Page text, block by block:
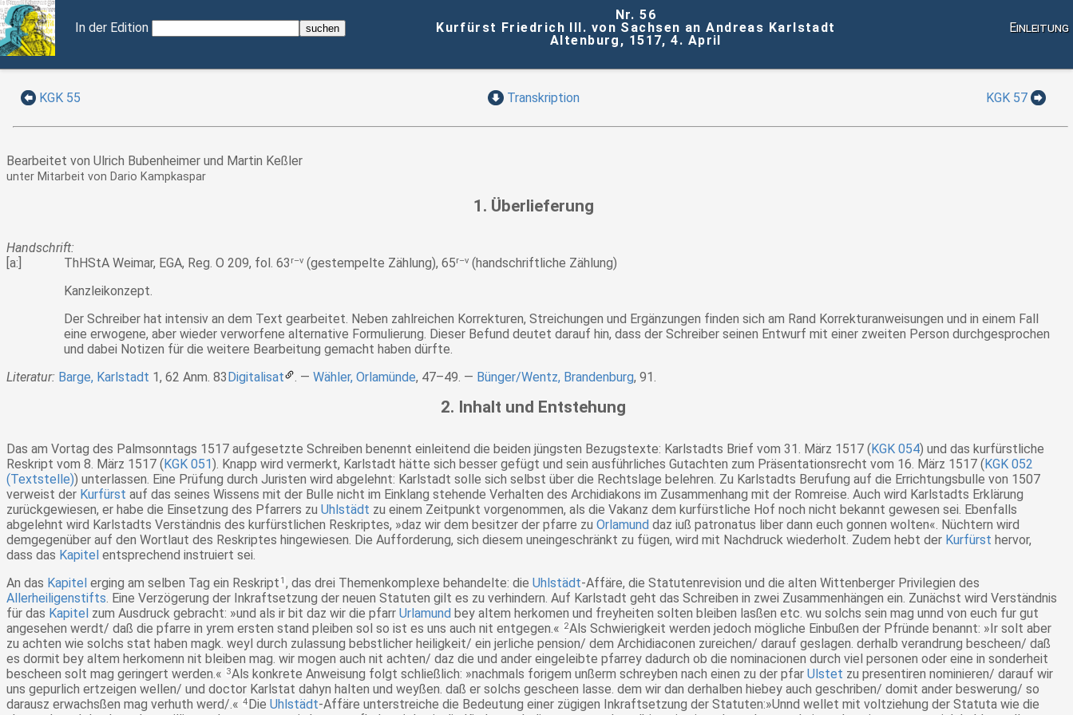
In der Edition
Nr. 56
Kurfürst Friedrich III. von Sachsen an Andreas Karlstadt
Altenburg, 1517, 4. April
Einleitung
KGK 55 Transkription KGK 57
Bearbeitet von Ulrich Bubenheimer und Martin Keßler
unter Mitarbeit von Dario Kampkaspar
1. Überlieferung
Handschrift:
[a:]
ThHStA Weimar, EGA, Reg. O 209, fol. 63 r–v (gestempelte Zählung), 65r–v (handschriftliche Zählung)
Kanzleikonzept.
Der Schreiber hat intensiv an dem Text gearbeitet. Neben zahlreichen Korrekturen, Streichungen und Ergänzungen finden sich am Rand Korrekturanweisungen und in einem Fall
eine erwogene, aber wieder verworfene alternative Formulierung. Dieser Befund deutet darauf hin, dass der Schreiber seinen Entwurf mit einer zweiten Person durchgesprochen
und dabei Notizen für die weitere Bearbeitung gemacht haben dürfte.
Literatur: Barge, Karlstadt 1, 62 Anm. 83 Digitalisat . Wähler, Orlamünde, 47–49. Bünger/Wentz, Brandenburg, 91.
2. Inhalt und Entstehung
Das am Vortag des Palmsonntags 1517 aufgesetzte Schreiben benennt einleitend die beiden jüngsten Bezugstexte: Karlstadts Brief vom 31. März 1517 ( KGK 054) und das kurfürstliche
Reskript vom 8. März 1517 ( KGK 051). Knapp wird vermerkt, Karlstadt hätte sich besser gefügt und sein ausführliches Gutachten zum Präsentationsrecht vom 16. März 1517 ( KGK 052
(Textstelle)) unterlassen. Eine Prüfung durch Juristen wird abgelehnt: Karlstadt solle sich selbst über die Rechtslage belehren. Zu Karlstadts Berufung auf die Errichtungsbulle von 1507
verweist der Kurfürst auf das seines Wissens mit der Bulle nicht im Einklang stehende Verhalten des Archidiakons im Zusammenhang mit der Romreise. Auch wird Karlstadts Erklärung
zurückgewiesen, er habe die Einsetzung des Pfarrers zu Uhlstädt zu einem Zeitpunkt vorgenommen, als die Vakanz dem kurfürstliche Hof noch nicht bekannt gewesen sei. Ebenfalls
abgelehnt wird Karlstadts Verständnis des kurfürstlichen Reskriptes, »daz wir dem besitzer der pfarre zu Orlamund daz iuß patronatus liber dann euch gonnen wolten«. Nüchtern wird
demgegenüber auf den Wortlaut des Reskriptes hingewiesen. Die Aufforderung, sich diesem uneingeschränkt zu fügen, wird mit Nachdruck wiederholt. Zudem hebt der Kurfürst hervor,
dass das Kapitel entsprechend instruiert sei.
An das Kapitel erging am selben Tag ein Reskript 1 , das drei Themenkomplexe behandelte: die Uhlstädt-Affäre, die Statutenrevision und die alten Wittenberger Privilegien des
Allerheiligenstifts. Eine Verzögerung der Inkraftsetzung der neuen Statuten gilt es zu verhindern. Auf Karlstadt geht das Schreiben in zwei Zusammenhängen ein. Zunächst wird Verständnis
für das Kapitel zum Ausdruck gebracht: »und als ir bit daz wir die pfarr Urlamund bey altem herkomen und freyheiten solten bleiben lasßen etc. wu solchs sein mag unnd von euch fur gut
angesehen werdt/ daß die pfarre in yrem ersten stand pleiben sol so ist es uns auch nit entgegen.« 2Als Schwierigkeit werden jedoch mögliche Einbußen der Pfründe benannt: »Ir solt aber
zu achten wie solchs stat haben magk. weyl durch zulassung bebstlicher heiligkeit/ ein jerliche pension/ dem Archidiaconen zureichen/ darauf geslagen. derhalb verandrung bescheen/ daß
es dormit bey altem herkomenn nit bleiben mag. wir mogen auch nit achten/ daz die und ander eingeleibte pfarrey dadurch ob die nominacionen durch viel personen oder eine in sonderheit
bescheen solt mag geringert werden.« 3Als konkrete Anweisung folgt schließlich: »nachmals forigem unßerm schreyben nach einen zu der pfar Ulstet zu presentiren nominieren/ darauf wir
uns gepurlich ertzeigen wellen/ und doctor Karlstat dahyn halten und weyßen. daß er solchs gescheen lasse. dem wir dan derhalben hiebey auch geschriben/ domit ander beswerung/ so
darausz erwachsßen mag verhuth werd/.« 4 Die Uhlstädt-Affäre unterstreiche die Bedeutung einer zügigen Inkraftsetzung der Statuten:»Unnd wellet mit voltziehung der Statuta wie die